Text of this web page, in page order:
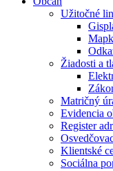
Užitočné
Žiadosti a
Matričný
Evidencia
Register
Klientské
Sociálna